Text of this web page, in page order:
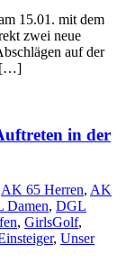
15.01. mit dem
zwei neue
auf der
[…]
in der
AK 65 Herren, AK
Damen, DGL
, GirlsGolf,
, Unser